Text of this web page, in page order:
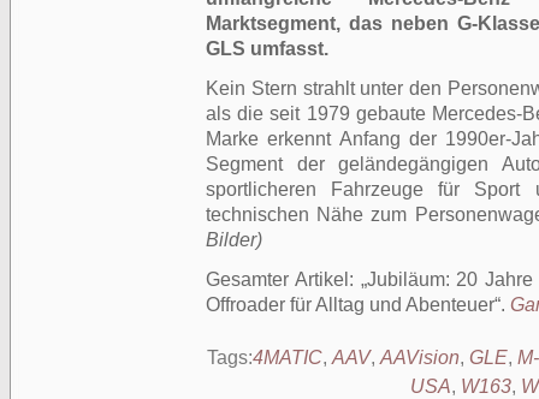
Marktsegment, das neben G-
GLS umfasst.
Kein Stern strahlt unter den
als die seit 1979 gebaute Mercedes-
Marke erkennt Anfang der 1990er-
Segment der geländegängigen
sportlicheren Fahrzeuge für
technischen Nähe zum
Bilder)
Gesamter Artikel:
Jubiläum: 20
Offroader für Alltag und Abenteuer .
Tags:4MATIC, AAV, AAVision, GLE,
USA, W163,